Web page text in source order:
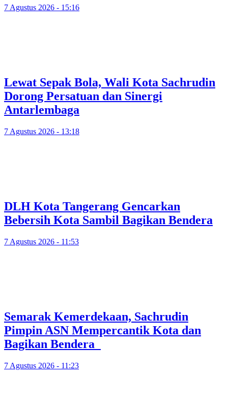
7 Agustus 2026 - 15:16
Lewat Sepak Bola, Wali Kota Sachrudin
Dorong Persatuan dan Sinergi
Antarlembaga
7 Agustus 2026 - 13:18
DLH Kota Tangerang Gencarkan
Bebersih Kota Sambil Bagikan Bendera
7 Agustus 2026 - 11:53
Semarak Kemerdekaan, Sachrudin
Pimpin ASN Mempercantik Kota dan
Bagikan Bendera
7 Agustus 2026 - 11:23